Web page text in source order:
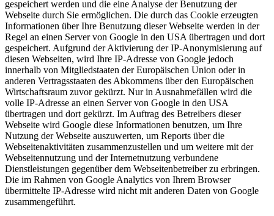
gespeichert werden und die eine Analyse der Benutzung der
Webseite durch Sie ermöglichen. Die durch das Cookie erzeugten
Informationen über Ihre Benutzung dieser Webseite werden in der
Regel an einen Server von Google in den USA übertragen und dort
gespeichert. Aufgrund der Aktivierung der IP-Anonymisierung auf
diesen Webseiten, wird Ihre IP-Adresse von Google jedoch
innerhalb von Mitgliedstaaten der Europäischen Union oder in
anderen Vertragsstaaten des Abkommens über den Europäischen
Wirtschaftsraum zuvor gekürzt. Nur in Ausnahmefällen wird die
volle IP-Adresse an einen Server von Google in den USA
übertragen und dort gekürzt. Im Auftrag des Betreibers dieser
Webseite wird Google diese Informationen benutzen, um Ihre
Nutzung der Webseite auszuwerten, um Reports über die
Webseitenaktivitäten zusammenzustellen und um weitere mit der
Webseitennutzung und der Internetnutzung verbundene
Dienstleistungen gegenüber dem Webseitenbetreiber zu erbringen.
Die im Rahmen von Google Analytics von Ihrem Browser
übermittelte IP-Adresse wird nicht mit anderen Daten von Google
zusammengeführt.